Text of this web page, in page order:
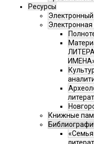
Ресурсы
Электронный
Электронная
Книжные
«Семья